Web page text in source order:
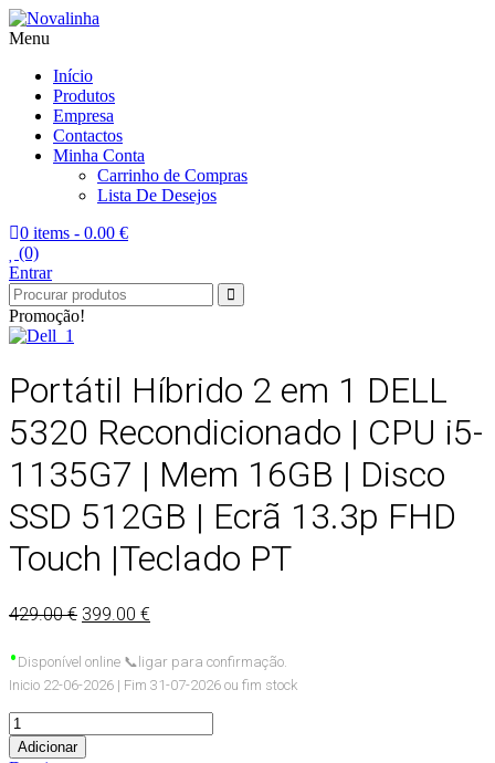
Novalinha
Informatica
Menu
Início
Produtos
Empresa
Contactos
Minha Conta
Carrinho de Compras
Lista De Desejos
0 items - 0.00 €
(0)
Entrar
Promoção!
Portátil Híbrido 2 em 1 DELL
5320 Recondicionado | CPU i5-
1135G7 | Mem 16GB | Disco
SSD 512GB | Ecrã 13.3p FHD
Touch |Teclado PT
429.00 € 399.00 €
• Disponível online 📞 ligar para confirmação.
Inicio 22-06-2026 | Fim 31-07-2026 ou fim stock
Adicionar